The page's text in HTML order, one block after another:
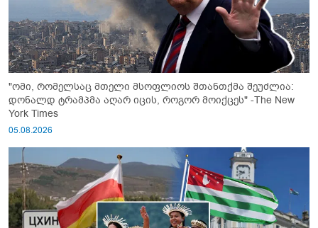
"ომი, რომელსაც მთელი მსოფლიოს შთანთქმა შეუძლია:
დონალდ ტრამპმა აღარ იცის, როგორ მოიქცეს" -The New
York Times
05.08.2026